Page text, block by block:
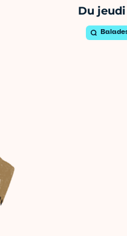
Du jeudi